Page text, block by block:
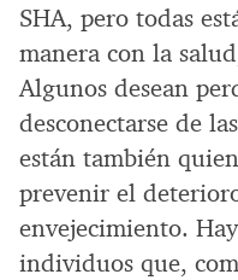
SHA, pero todas
manera con la
Algunos desean
desconectarse de
están también
prevenir el
envejecimiento.
individuos que,